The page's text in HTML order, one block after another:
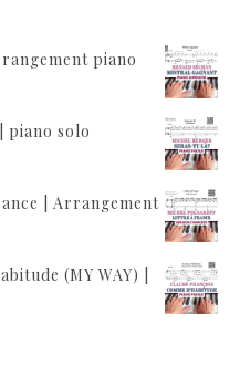
piano
piano solo
| Arrangement
(MY WAY) |